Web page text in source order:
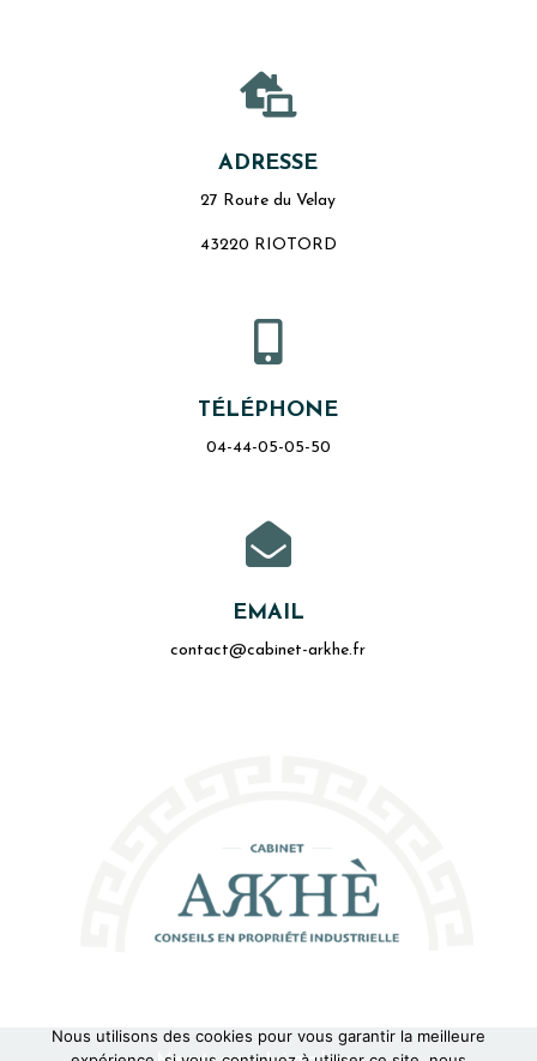

ADRESSE
27 Route du Velay
43220 RIOTORD

TÉLÉPHONE
04-44-05-05-50

EMAIL
contact@cabinet-arkhe.fr
Nous utilisons des cookies pour vous garantir la meilleure